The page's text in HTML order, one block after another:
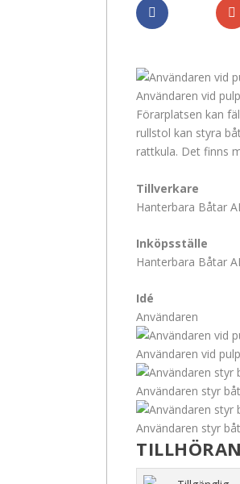
Användaren vid
Förarplatsen kan
rullstol kan styra
rattkula. Det finns
Tillverkare
Hanterbara Båtar
Inköpsställe
Hanterbara Båtar
Idé
Användaren
Användaren vid
Användaren styr
Användaren styr